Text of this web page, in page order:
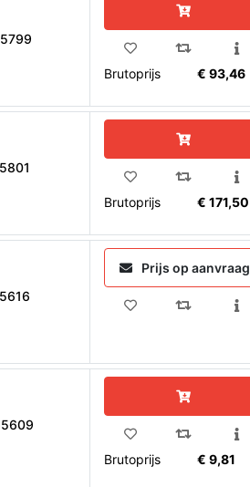
Brutoprijs € 93,46
Brutoprijs € 171,50
Prijs op aanvraag
Brutoprijs € 9,81